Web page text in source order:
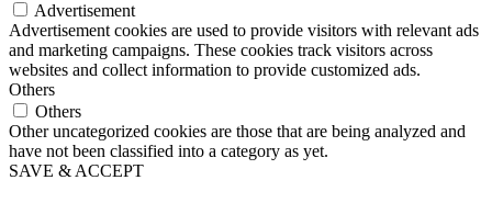
Advertisement
Advertisement cookies are used to provide visitors with relevant ads
and marketing campaigns. These cookies track visitors across
websites and collect information to provide customized ads.
Others
Others
Other uncategorized cookies are those that are being analyzed and
have not been classified into a category as yet.
SAVE & ACCEPT